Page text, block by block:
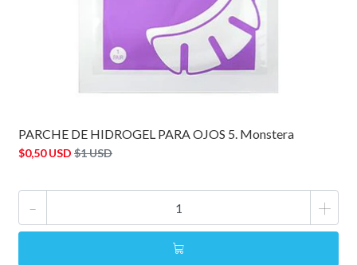
PARCHE DE HIDROGEL PARA OJOS 5. Monstera
$0,50 USD $1 USD
- +